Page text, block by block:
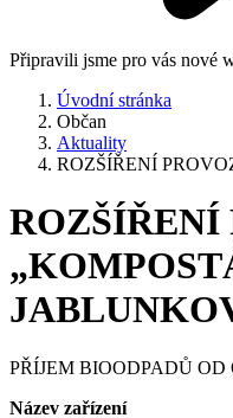
Připravili jsme pro vás nové
Úvodní stránka
Občan
Aktuality
ROZŠÍŘENÍ
ROZŠÍŘENÍ
PŘÍJEM BIOODPADŮ OD
Název zařízení